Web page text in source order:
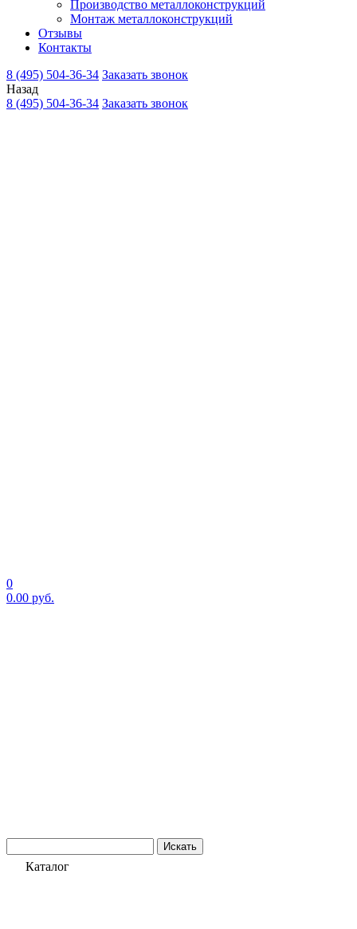
Производство металлоконструкций
Монтаж металлоконструкций
Отзывы
Контакты
8 (495) 504-36-34 Заказать звонок
Назад
8 (495) 504-36-34 Заказать звонок
0
0.00 руб.
Искать
Каталог